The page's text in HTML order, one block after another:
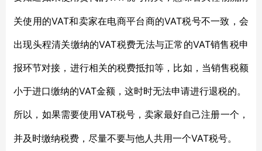
关使用的VAT和卖家在电商平台商的VAT税号不一致，会
出现头程清关缴纳的VAT税费无法与正常的VAT销售税申
报环节对接，进行相关的税费抵扣等，比如，当销售税额
小于进口缴纳的VAT金额，这时时无法申请进行退税的。
所以，如果需要使用 VAT税号，卖家最好自己注册一个，
并及时缴纳税费，尽量不要与他人共用一个VAT税号。